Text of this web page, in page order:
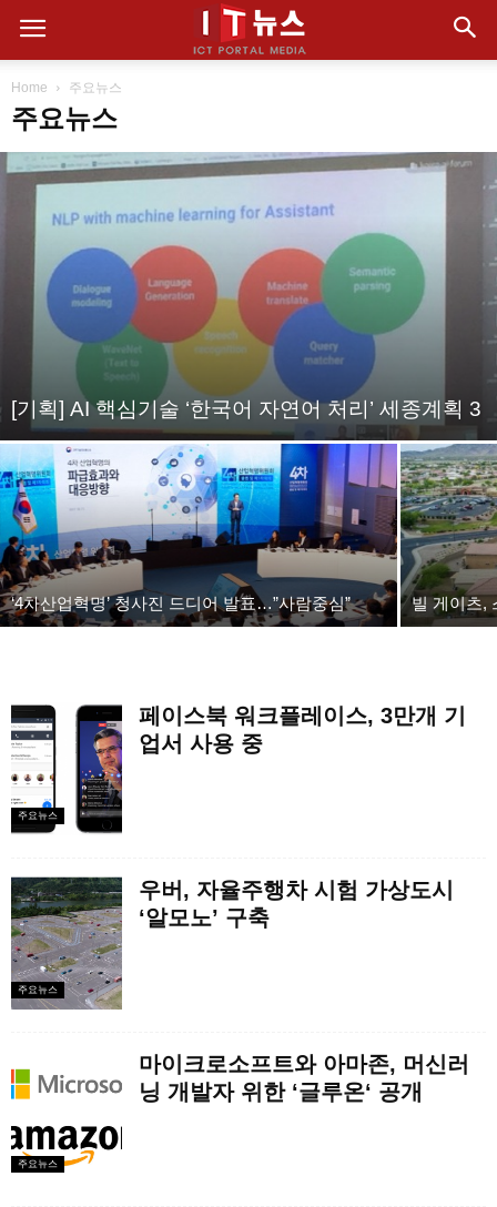
Home 주요뉴스
주요뉴스
[기획] AI 핵심기술 ‘한국어 자연어 처리’ 세종계획 3
‘4차산업혁명’ 청사진 드디어 발표…”사람중심” 빌 게이츠,
주요뉴스
페이스북 워크플레이스, 3만개 기
업서 사용 중
주요뉴스
우버, 자율주행차 시험 가상도시
‘알모노’ 구축
주요뉴스
마이크로소프트와 아마존, 머신러
닝 개발자 위한 ‘글루온‘ 공개